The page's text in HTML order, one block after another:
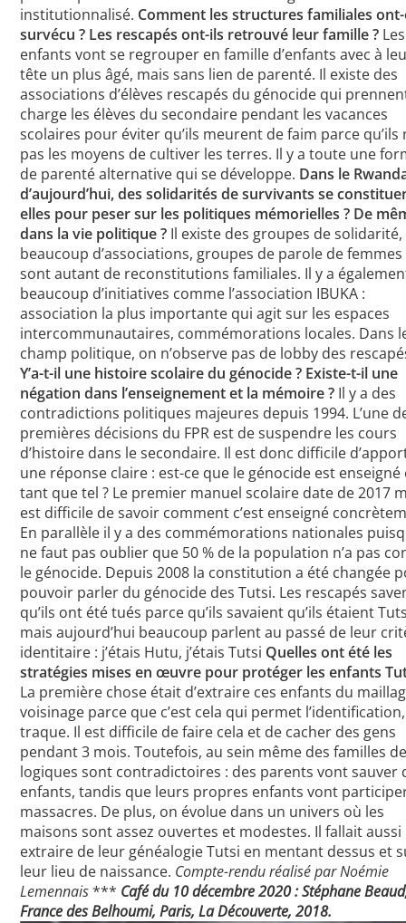
institutionnalisé. Comment les structures familiales
survécu ? Les rescapés ont-ils retrouvé leur famille ? Les
enfants vont se regrouper en famille d’enfants avec à
tête un plus âgé, mais sans lien de parenté. Il existe des
associations d’élèves rescapés du génocide qui
charge les élèves du secondaire pendant les vacances
scolaires pour éviter qu’ils meurent de faim parce qu’ils
pas les moyens de cultiver les terres. Il y a toute une
de parenté alternative qui se développe. Dans le
d’aujourd’hui, des solidarités de survivants se
elles pour peser sur les politiques mémorielles ? De
dans la vie politique ? Il existe des groupes de solidarité,
beaucoup d’associations, groupes de parole de
sont autant de reconstitutions familiales. Il y a
beaucoup d’initiatives comme l’association IBUKA :
association la plus importante qui agit sur les espaces
intercommunautaires, commémorations locales. Dans
champ politique, on n’observe pas de lobby des
Y’a-t-il une histoire scolaire du génocide ? Existe-t-il une
négation dans l’enseignement et la mémoire ? Il y a des
contradictions politiques majeures depuis 1994. L’une
premières décisions du FPR est de suspendre les cours
d’histoire dans le secondaire. Il est donc difficile
une réponse claire : est-ce que le génocide est enseigné
tant que tel ? Le premier manuel scolaire date de 2017
est difficile de savoir comment c’est enseigné
En parallèle il y a des commémorations nationales
ne faut pas oublier que 50 % de la population n’a pas
le génocide. Depuis 2008 la constitution a été changée
pouvoir parler du génocide des Tutsi. Les rescapés
qu’ils ont été tués parce qu’ils savaient qu’ils étaient
mais aujourd’hui beaucoup parlent au passé de leur
identitaire : j’étais Hutu, j’étais Tutsi Quelles ont été les
stratégies mises en œuvre pour protéger les enfants
La première chose était d’extraire ces enfants du
voisinage parce que c’est cela qui permet
traque. Il est difficile de faire cela et de cacher des gens
pendant 3 mois. Toutefois, au sein même des familles
logiques sont contradictoires : des parents vont sauver
enfants, tandis que leurs propres enfants vont
massacres. De plus, on évolue dans un univers où les
maisons sont assez ouvertes et modestes. Il fallait aussi
extraire de leur généalogie Tutsi en mentant dessus et
leur lieu de naissance. Compte-rendu réalisé par Noémie
Lemennais*** Café du 10 décembre 2020 : Stéphane
France des Belhoumi, Paris, La Découverte, 2018.